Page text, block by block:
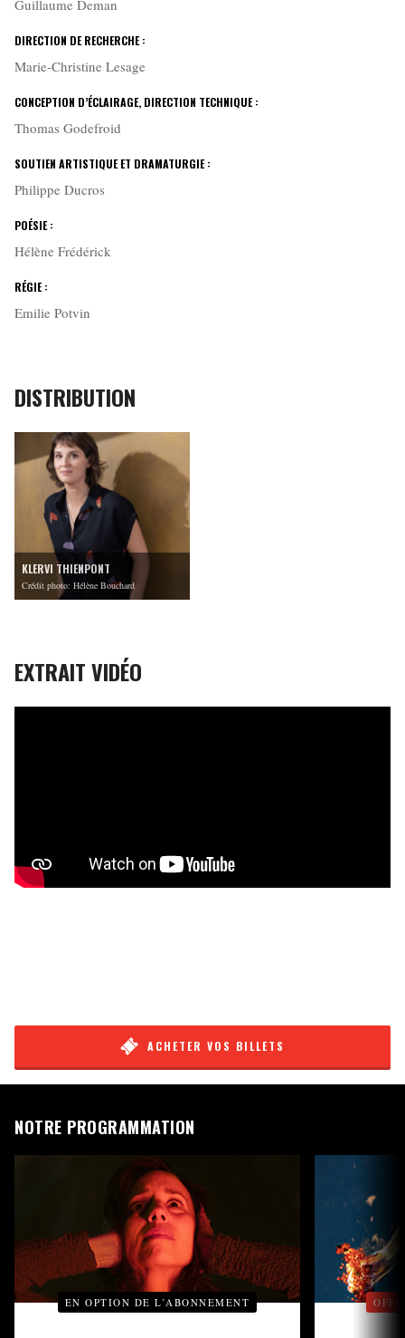
Guillaume Deman
DIRECTION DE RECHERCHE :
Marie-Christine Lesage
CONCEPTION D’ÉCLAIRAGE, DIRECTION TECHNIQUE :
Thomas Godefroid
SOUTIEN ARTISTIQUE ET DRAMATURGIE :
Philippe Ducros
POÉSIE :
Hélène Frédérick
RÉGIE :
Emilie Potvin
DISTRIBUTION
KLERVI THIENPONT
Crédit photo: Hélène Bouchard
EXTRAIT VIDÉO
ACHETER VOS BILLETS
NOTRE PROGRAMMATION
EN OPTION DE L’ABONNEMENT